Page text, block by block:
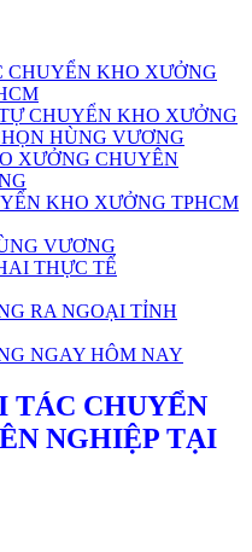
KHO XƯỞNG
CHUYỂN KHO XƯỞNG
HÙNG VƯƠNG
XƯỞNG CHUYÊN
KHO XƯỞNG TPHCM
VƯƠNG
THỰC TẾ
RA NGOẠI TỈNH
NGAY HÔM NAY
TÁC CHUYỂN
NGHIỆP TẠI